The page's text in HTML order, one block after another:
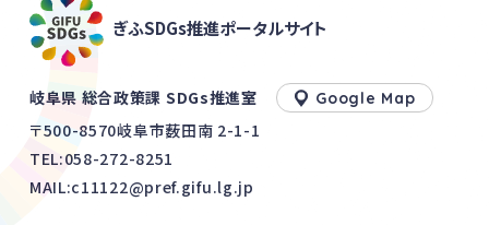
ぎふSDGs推進ポータルサイト
岐阜県 総合政策課 SDGs推進室 Google Map
〒500-8570岐阜市薮田南 2-1-1
TEL:058-272-8251
MAIL:c11122@pref.gifu.lg.jp